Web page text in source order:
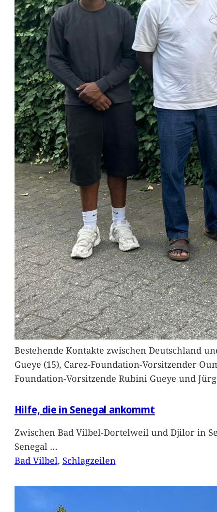
Bestehende Kontakte zwischen Deutschland
Gueye (15), Carez-Foundation-Vorsitzender
Foundation-Vorsitzende Rubini Gueye und
Hilfe, die in Senegal ankommt
Zwischen Bad Vilbel-Dortelweil und Djilor in
Senegal …
Bad Vilbel, Schlagzeilen